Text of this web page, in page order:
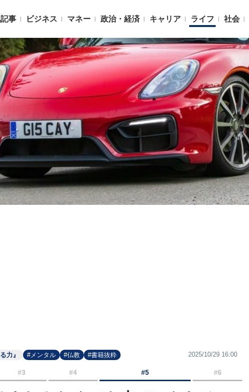
事 ビジネス マネー 政治・経済 キャリア ライフ 社会
力』 #メンタル #仏教 #書籍抜粋 2025/10/29 16:00
#3 #4 #5 #6